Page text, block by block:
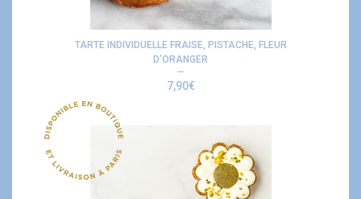
TARTE INDIVIDUELLE FRAISE, PISTACHE, FLEUR
D’ORANGER
7,90€